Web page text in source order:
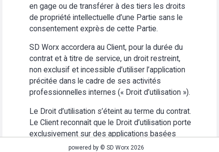
en gage ou de transférer à des tiers les droits
de propriété intellectuelle d’une Partie sans le
consentement exprès de cette Partie.
SD Worx accordera au Client, pour la durée du
contrat et à titre de service, un droit restreint,
non exclusif et incessible d’utiliser l’application
précitée dans le cadre de ses activités
professionnelles internes (« Droit d’utilisation »).
Le Droit d’utilisation s’éteint au terme du contrat.
Le Client reconnaît que le Droit d’utilisation porte
exclusivement sur des applications basées
Web. Le Client s’abstiendra (i) d’utiliser
powered by © SD Worx 2026